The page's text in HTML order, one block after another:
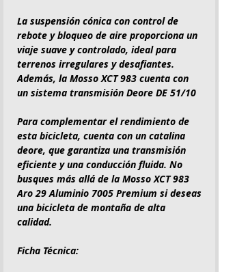
La suspensión cónica con control de
rebote y bloqueo de aire proporciona un
viaje suave y controlado, ideal para
terrenos irregulares y desafiantes.
Además, la Mosso XCT 983 cuenta con
un sistema transmisión Deore DE 51/10
Para complementar el rendimiento de
esta bicicleta, cuenta con un catalina
deore, que garantiza una transmisión
eficiente y una conducción fluida. No
busques más allá de la Mosso XCT 983
Aro 29 Aluminio 7005 Premium si deseas
una bicicleta de montaña de alta
calidad.
Ficha Técnica: